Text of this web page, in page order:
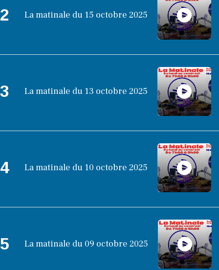
2 La matinale du 15 octobre 2025
3 La matinale du 13 octobre 2025
4 La matinale du 10 octobre 2025
5 La matinale du 09 octobre 2025